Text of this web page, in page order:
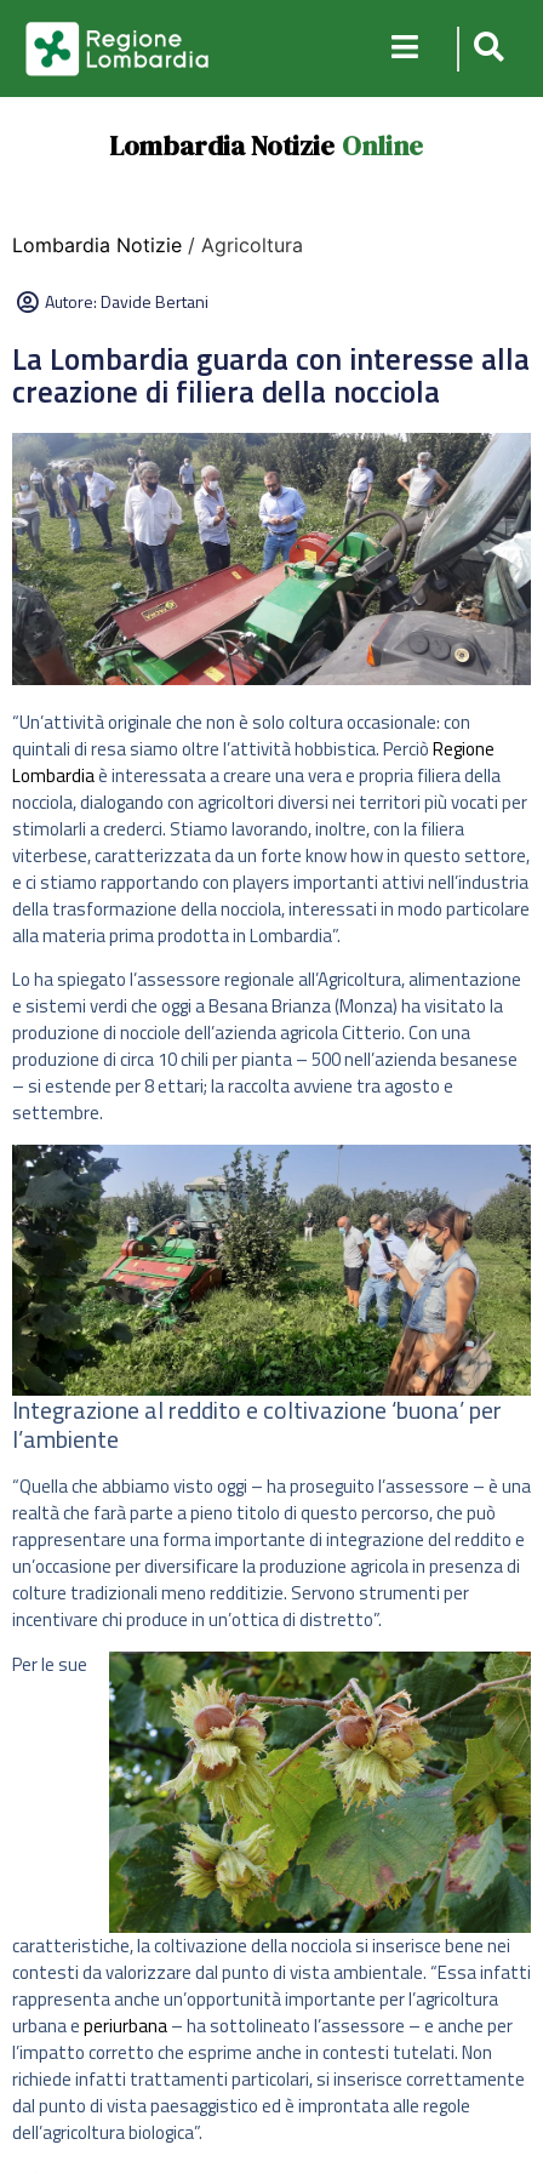
Lombardia Notizie Online
Lombardia Notizie / Agricoltura
Autore:Davide Bertani
La Lombardia guarda con interesse alla
creazione di filiera della nocciola
“Un’attività originale che non è solo coltura occasionale: con
quintali di resa siamo oltre l’attività hobbistica. PerciòRegione
Lombardiaè interessata a creare una vera e propria filiera della
nocciola, dialogando con agricoltori diversi nei territori più vocati per
stimolarli a crederci. Stiamo lavorando, inoltre, con la filiera
viterbese, caratterizzata da un forte know how in questo settore,
e ci stiamo rapportando con players importanti attivi nell’industria
della trasformazione della nocciola, interessati in modo particolare
alla materia prima prodotta in Lombardia”.
Lo ha spiegato l’assessore regionale all’Agricoltura, alimentazione
e sistemi verdi che oggi a Besana Brianza (Monza) ha visitato la
produzione di nocciole dell’azienda agricola Citterio. Con una
produzione di circa 10 chili per pianta – 500 nell’azienda besanese
– si estende per 8 ettari; la raccolta avviene tra agosto e
settembre.
Integrazione al reddito e coltivazione ‘buona’ per
l’ambiente
“Quella che abbiamo visto oggi – ha proseguito l’assessore – è una
realtà che farà parte a pieno titolo di questo percorso, che può
rappresentare una forma importante di integrazione del reddito e
un’occasione per diversificare la produzione agricola in presenza di
colture tradizionali meno redditizie. Servono strumenti per
incentivare chi produce in un’ottica di distretto”.
Per le sue
caratteristiche, la coltivazione della nocciola si inserisce bene nei
contesti da valorizzare dal punto di vista ambientale. “Essa infatti
rappresenta anche un’opportunità importante per l’agricoltura
urbana eperiurbana– ha sottolineato l’assessore – e anche per
l’impatto corretto che esprime anche in contesti tutelati. Non
richiede infatti trattamenti particolari, si inserisce correttamente
dal punto di vista paesaggistico ed è improntata alle regole
dell’agricoltura biologica”.